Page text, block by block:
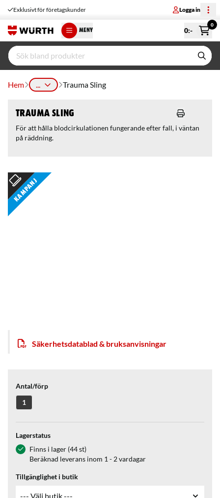
Exklusivt för företagskunder Logga in
MENY 0:-
0
Hem ... Trauma Sling
Trauma Sling
För att hålla blodcirkulationen fungerande efter fall, i väntan
på räddning.
Kampanj
Säkerhetsdatablad & bruksanvisningar
Antal/förp
1
Lagerstatus
Finns i lager (44 st)
Beräknad leverans inom 1 - 2 vardagar
Tillgänglighet i butik